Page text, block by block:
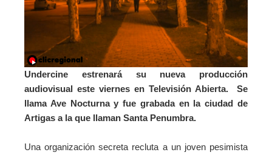
Undercine estrenará su nueva producción
audiovisual este viernes en Televisión Abierta. Se
llama Ave Nocturna y fue grabada en la ciudad de
Artigas a la que llaman Santa Penumbra.
Una organización secreta recluta a un joven pesimista